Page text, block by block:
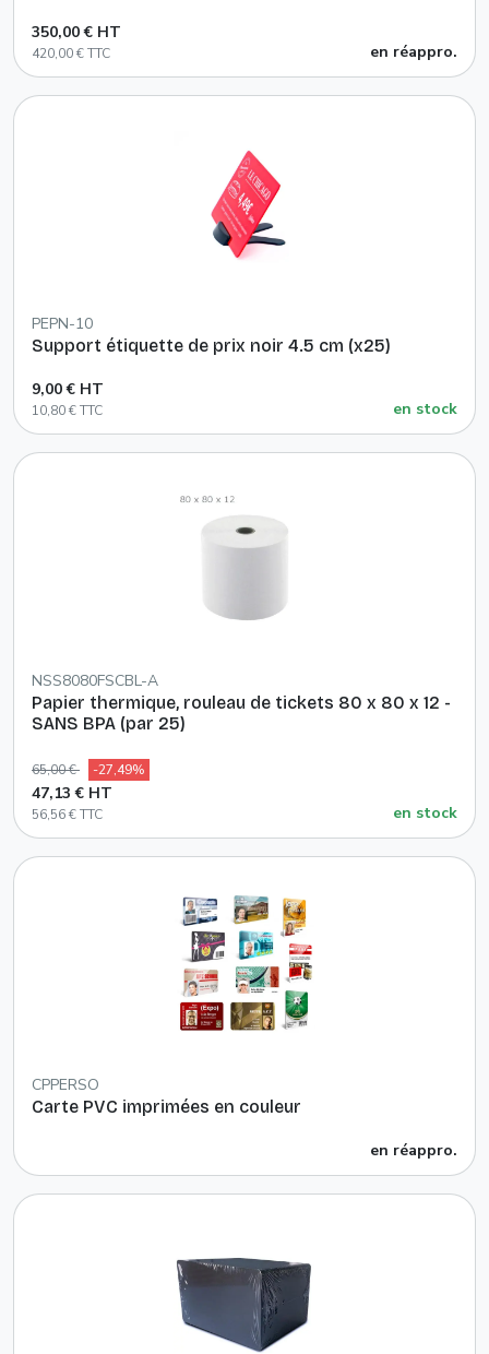
350,00 € HT
420,00 € TTC en réappro.
PEPN-10
Support étiquette de prix noir 4.5 cm (x25)
9,00 € HT
10,80 € TTC en stock
NSS8080FSCBL-A
Papier thermique, rouleau de tickets 80 x 80 x 12 -
SANS BPA (par 25)
65,00 € -27,49%
47,13 € HT
56,56 € TTC en stock
CPPERSO
Carte PVC imprimées en couleur
en réappro.